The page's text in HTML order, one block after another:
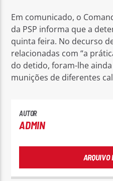
Rádio No ar
Em comunicado, o
da PSP informa que a
quinta feira. No decurso
relacionadas com “a
do detido, foram-lhe
munições de diferentes
AUTOR
ADMIN
ARQUIVO